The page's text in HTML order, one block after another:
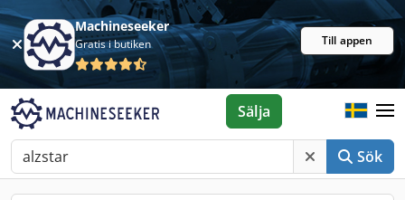
Machineseeker
Gratis i butiken Till appen
Sök
Sälja